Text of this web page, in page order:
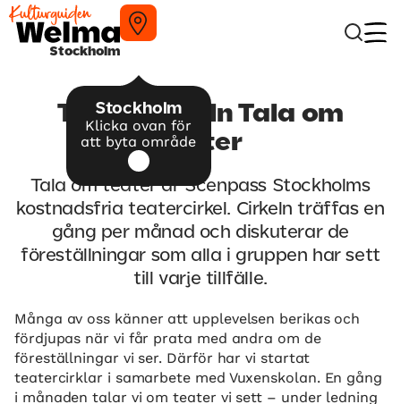
Stockholm
Stockholm
Klicka ovan för
att byta område
Teatercirkeln Tala om
teater
Tala om teater är Scenpass Stockholms
kostnadsfria teatercirkel. Cirkeln träffas en
gång per månad och diskuterar de
föreställningar som alla i gruppen har sett
till varje tillfälle.
Många av oss känner att upplevelsen berikas och
fördjupas när vi får prata med andra om de
föreställningar vi ser. Därför har vi startat
teatercirklar i samarbete med Vuxenskolan. En gång
i månaden talar vi om teater vi sett – under ledning